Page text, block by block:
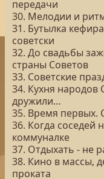
передачи
30. Мелодии и
31. Бутылка
советски
32. До свадьбы
страны Советов
33. Советские
34. Кухня народов
дружили…
35. Время первых.
36. Когда соседей
коммуналке
37. Отдыхать - не
38. Кино в массы,
проката